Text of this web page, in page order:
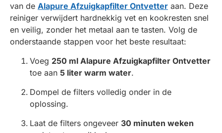
van de Alapure Afzuigkapfilter Ontvetter aan. Deze
reiniger verwijdert hardnekkig vet en kookresten snel
en veilig, zonder het metaal aan te tasten. Volg de
onderstaande stappen voor het beste resultaat:
Voeg 250 ml Alapure Afzuigkapfilter Ontvetter
toe aan 5 liter warm water.
Dompel de filters volledig onder in de
oplossing.
Laat de filters ongeveer 30 minuten weken